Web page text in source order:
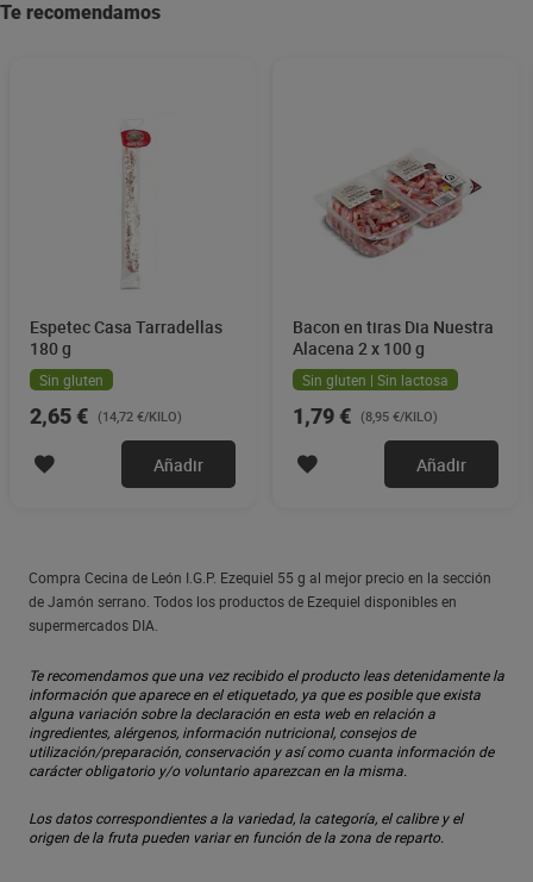
Te recomendamos
Espetec Casa Tarradellas
180 g
Sin gluten
2,65 € (14,72 €/KILO)
Añadir
Bacon en tiras Dia Nuestra
Alacena 2 x 100 g
Sin gluten | Sin lactosa
1,79 € (8,95 €/KILO)
Añadir
Compra Cecina de León I.G.P. Ezequiel 55 g al mejor precio en la sección
de Jamón serrano. Todos los productos de Ezequiel disponibles en
supermercados DIA.
Te recomendamos que una vez recibido el producto leas detenidamente la
información que aparece en el etiquetado, ya que es posible que exista
alguna variación sobre la declaración en esta web en relación a
ingredientes, alérgenos, información nutricional, consejos de
utilización/preparación, conservación y así como cuanta información de
carácter obligatorio y/o voluntario aparezcan en la misma.
Los datos correspondientes a la variedad, la categoría, el calibre y el
origen de la fruta pueden variar en función de la zona de reparto.